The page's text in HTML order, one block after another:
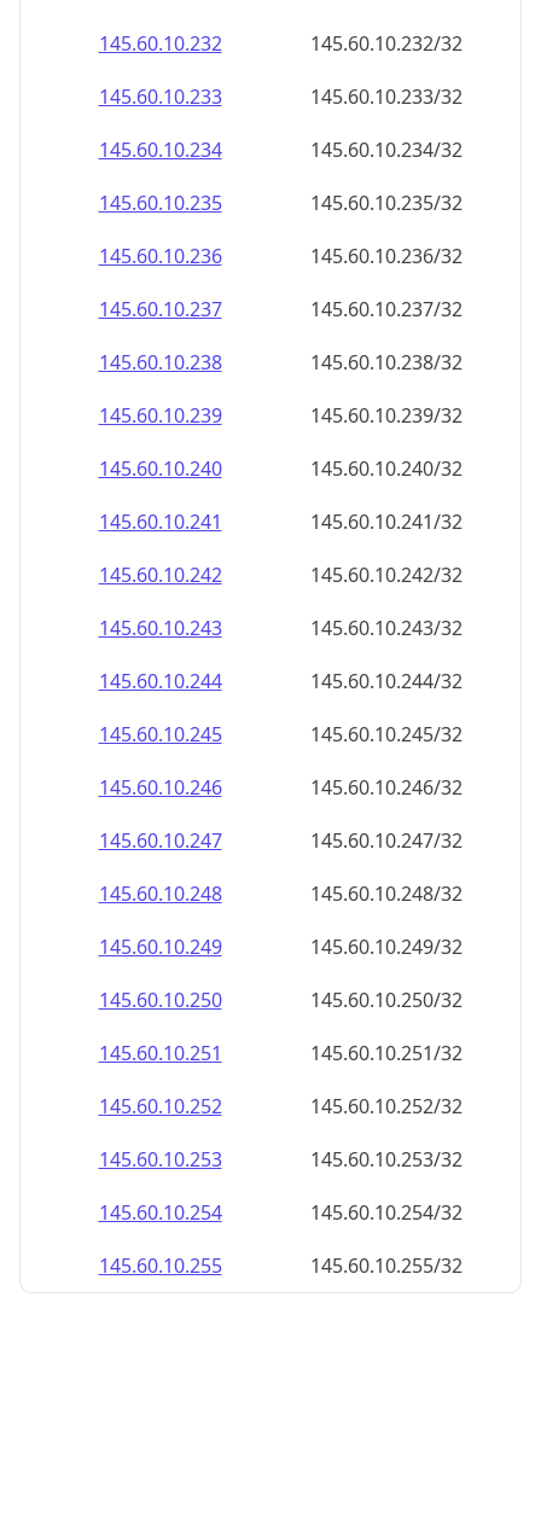
145.60.10.232
145.60.10.232/32
145.60.10.233
145.60.10.233/32
145.60.10.234
145.60.10.234/32
145.60.10.235
145.60.10.235/32
145.60.10.236
145.60.10.236/32
145.60.10.237
145.60.10.237/32
145.60.10.238
145.60.10.238/32
145.60.10.239
145.60.10.239/32
145.60.10.240
145.60.10.240/32
145.60.10.241
145.60.10.241/32
145.60.10.242
145.60.10.242/32
145.60.10.243
145.60.10.243/32
145.60.10.244
145.60.10.244/32
145.60.10.245
145.60.10.245/32
145.60.10.246
145.60.10.246/32
145.60.10.247
145.60.10.247/32
145.60.10.248
145.60.10.248/32
145.60.10.249
145.60.10.249/32
145.60.10.250
145.60.10.250/32
145.60.10.251
145.60.10.251/32
145.60.10.252
145.60.10.252/32
145.60.10.253
145.60.10.253/32
145.60.10.254
145.60.10.254/32
145.60.10.255
145.60.10.255/32